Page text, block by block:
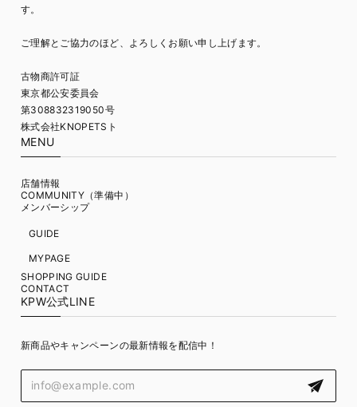
す。
ご理解とご協力のほど、よろしくお願い申し上げます。
古物商許可証
東京都公安委員会
第308832319050号
株式会社KNOPETSト
MENU
店舗情報
COMMUNITY（準備中）
メンバーシップ
GUIDE
MYPAGE
SHOPPING GUIDE
CONTACT
KPW公式LINE
新商品やキャンペーンの最新情報を配信中！